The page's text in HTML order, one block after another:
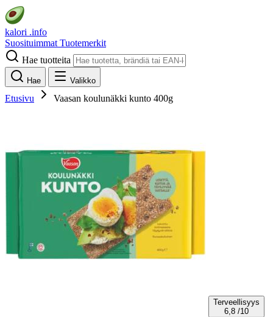
kalori .info
Suosituimmat Tuotemerkit
Hae tuotteita
Hae Valikko
Etusivu Vaasan koulunäkki kunto 400g
Terveellisyys
6,8 /10